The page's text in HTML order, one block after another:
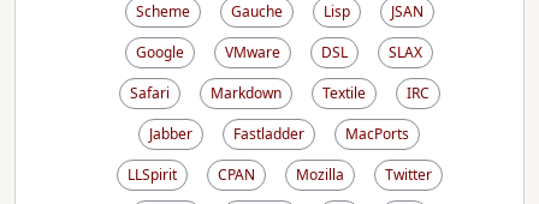
Scheme
Gauche Lisp
JSAN
Google
VMware DSL
SLAX
Safari
Markdown Textile
IRC
Jabber
Fastladder
MacPorts
LLSpirit
CPAN Mozilla
Twitter